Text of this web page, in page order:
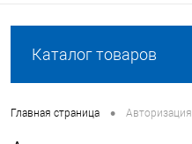
Каталог товаров
Главная страница • Авторизация